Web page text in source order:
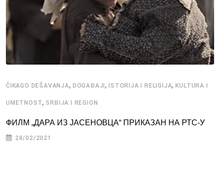
ČIKAGO DEŠAVANJA, DOGAĐAJI, ISTORIJA I RELIGIJA,KULTURA I
UMETNOST, SRBIJA I REGION
ФИЛМ „ДАРА ИЗ ЈАСЕНОВЦА“ ПРИКАЗАН НА РТС-У
28/02/2021